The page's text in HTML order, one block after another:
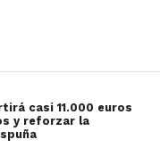
casi 11.000 euros
y reforzar la